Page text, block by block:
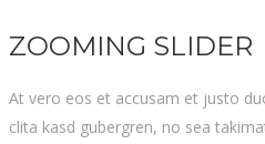
ZOOMING SLIDER
At vero eos et accusam et justo
clita kasd gubergren, no sea